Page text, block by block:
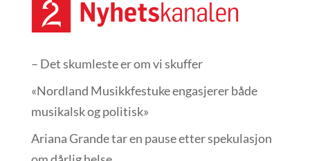
– Det skumleste er om vi skuffer
«Nordland Musikkfest­uke engasjerer både
musikalsk og politisk»
Ariana Grande tar en pause etter spekulasjon